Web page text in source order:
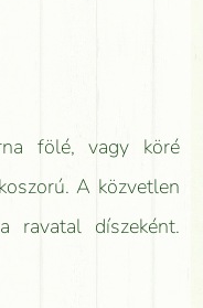
fölé, vagy köré
A közvetlen
ravatal díszeként.